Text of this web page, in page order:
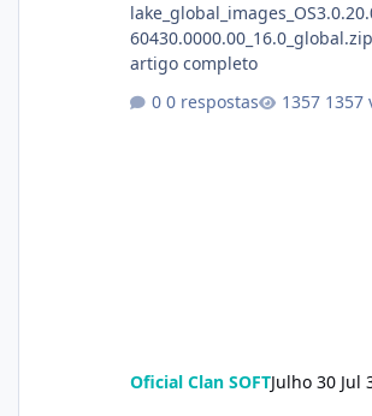
artigo completo
0 respostas
1357
Oficial Clan SOFTJulho 30 Jul